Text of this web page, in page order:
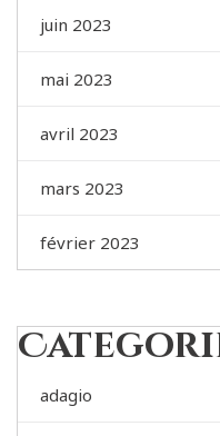
juin 2023
mai 2023
avril 2023
mars 2023
février 2023
adagio